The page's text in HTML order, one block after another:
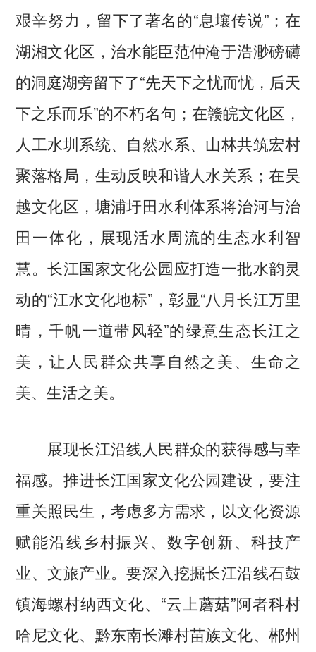
艰辛努力，留下了著名的“息壤传说”；在
湖湘文化区，治水能臣范仲淹于浩渺磅礴
的洞庭湖旁留下了“先天下之忧而忧，后天
下之乐而乐”的不朽名句；在赣皖文化区，
人工水圳系统、自然水系、山林共筑宏村
聚落格局，生动反映和谐人水关系；在吴
越文化区，塘浦圩田水利体系将治河与治
田一体化，展现活水周流的生态水利智
慧。长江国家文化公园应打造一批水韵灵
动的“江水文化地标”，彰显“八月长江万里
晴，千帆一道带风轻”的绿意生态长江之
美，让人民群众共享自然之美、生命之
美、生活之美。
展现长江沿线人民群众的获得感与幸
福感。推进长江国家文化公园建设，要注
重关照民生，考虑多方需求，以文化资源
赋能沿线乡村振兴、数字创新、科技产
业、文旅产业。要深入挖掘长江沿线石鼓
镇海螺村纳西文化、“云上蘑菇”阿者科村
哈尼文化、黔东南长滩村苗族文化、郴州